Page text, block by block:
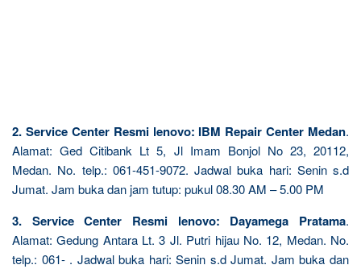
2. Service Center Resmi lenovo: IBM Repair Center Medan.
Alamat: Ged Citibank Lt 5, Jl Imam Bonjol No 23, 20112,
Medan. No. telp.: 061-451-9072. Jadwal buka hari: Senin s.d
Jumat. Jam buka dan jam tutup: pukul 08.30 AM – 5.00 PM
3. Service Center Resmi lenovo: Dayamega Pratama.
Alamat: Gedung Antara Lt. 3 Jl. Putri hijau No. 12, Medan. No.
telp.: 061- . Jadwal buka hari: Senin s.d Jumat. Jam buka dan